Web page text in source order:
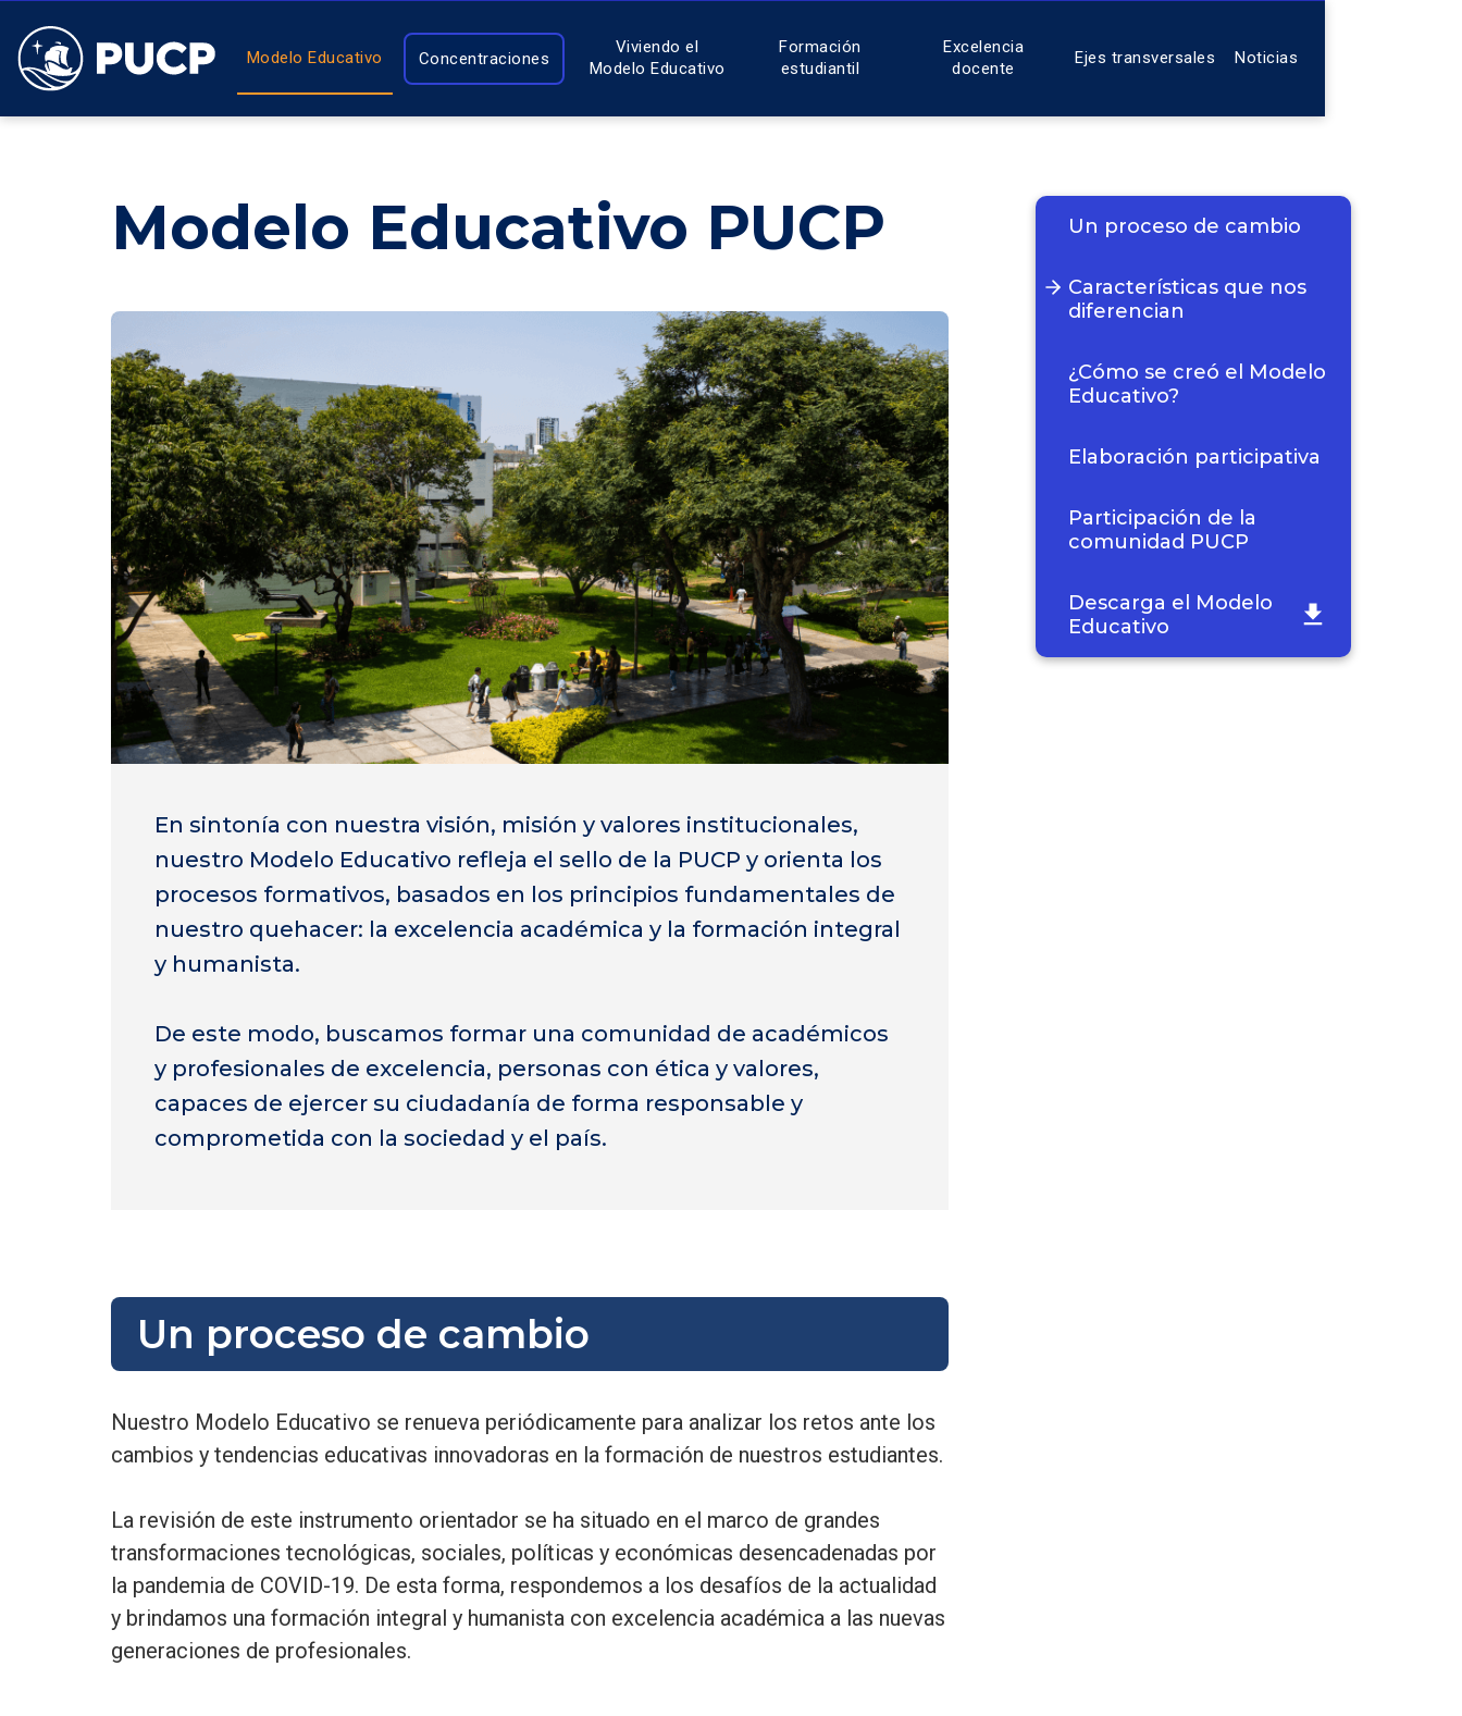
Modelo Educativo Concentraciones
Viviendo el
Modelo Educativo
Formación
estudiantil
Excelencia
docente
Ejes transversales Noticias
Modelo Educativo PUCP
En sintonía con nuestra visión, misión y valores institucionales,
nuestro Modelo Educativo refleja el sello de la PUCP y orienta los
procesos formativos, basados en los principios fundamentales de
nuestro quehacer: la excelencia académica y la formación integral
y humanista.
De este modo, buscamos formar una comunidad de académicos
y profesionales de excelencia, personas con ética y valores,
capaces de ejercer su ciudadanía de forma responsable y
comprometida con la sociedad y el país.
Un proceso de cambio
Nuestro Modelo Educativo se renueva periódicamente para analizar los retos ante los
cambios y tendencias educativas innovadoras en la formación de nuestros estudiantes.
La revisión de este instrumento orientador se ha situado en el marco de grandes
transformaciones tecnológicas, sociales, políticas y económicas desencadenadas por
la pandemia de COVID-19. De esta forma, respondemos a los desafíos de la actualidad
y brindamos una formación integral y humanista con excelencia académica a las nuevas
generaciones de profesionales.
Un proceso de cambio
Características que nos
diferencian
¿Cómo se creó el Modelo
Educativo?
Elaboración participativa
Participación de la
comunidad PUCP
Descarga el Modelo
Educativo